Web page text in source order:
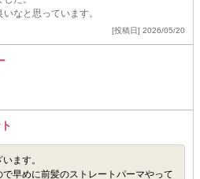
なと思っています。
[投稿日] 2026/05/20
ます。
早めに前髪のストレートパーマやって